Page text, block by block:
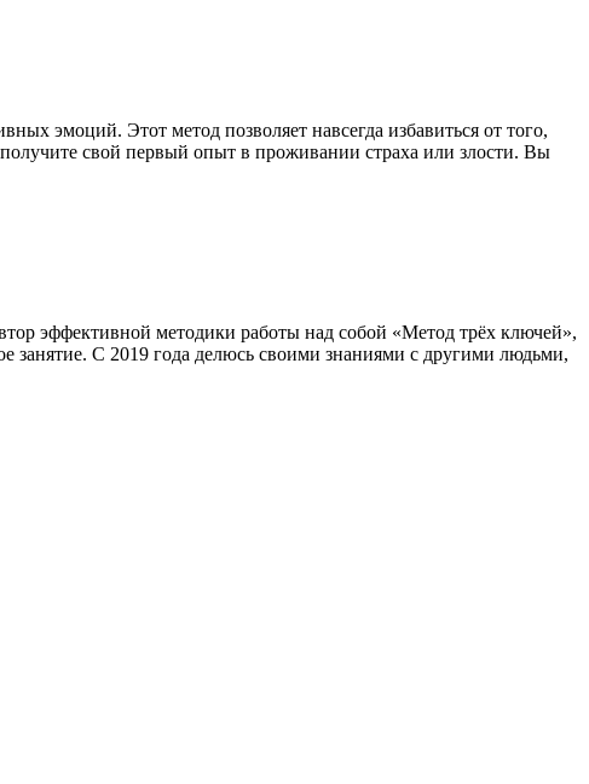
эмоций. Этот метод позволяет навсегда избавиться от того,
свой первый опыт в проживании страха или злости. Вы
эффективной методики работы над собой «Метод трёх ключей»,
занятие. С 2019 года делюсь своими знаниями с другими людьми,